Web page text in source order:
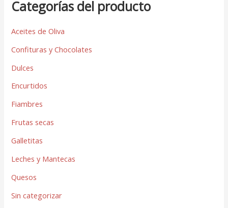
Categorías del producto
Aceites de Oliva
Confituras y Chocolates
Dulces
Encurtidos
Fiambres
Frutas secas
Galletitas
Leches y Mantecas
Quesos
Sin categorizar